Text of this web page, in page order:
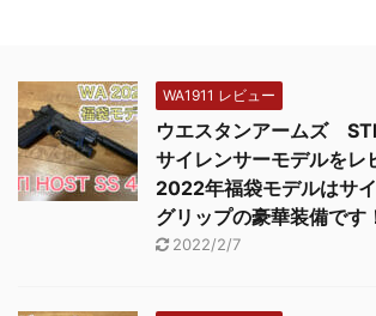
WA1911 レビュー
ウエスタンアームズ
サイレンサーモデルをレ
2022年福袋モデルはサ
グリップの豪華装備です
2022/2/7